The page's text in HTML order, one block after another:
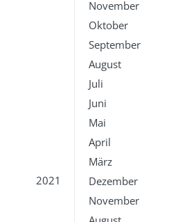
November
Oktober
September
August
Juli
Juni
Mai
April
März
2021
Dezember
November